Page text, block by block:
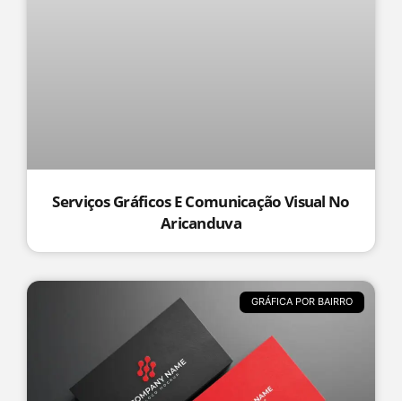
Serviços Gráficos E Comunicação Visual No
Aricanduva
GRÁFICA POR BAIRRO